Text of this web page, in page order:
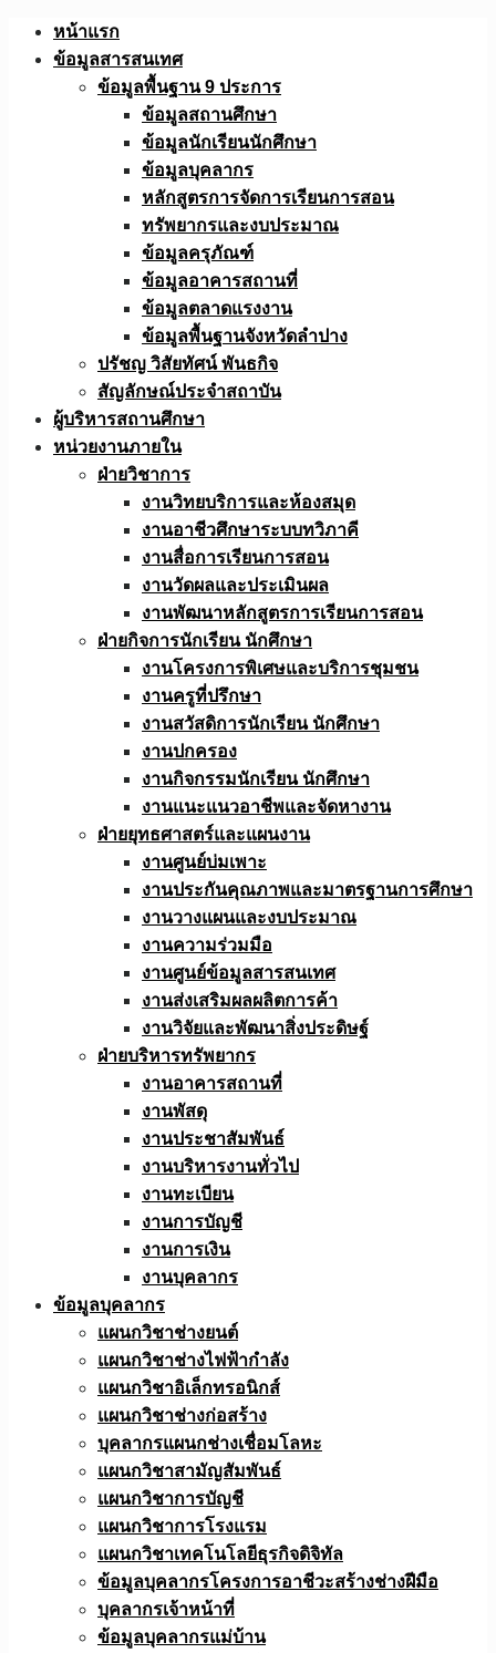
Skip
หน้าแรก
ข้อมูลสารสนเทศ
ข้อมูลพื้นฐาน 9 ประการ
ข้อมูลสถานศึกษา
ข้อมูลนักเรียนนักศึกษา
ข้อมูลบุคลากร
หลักสูตรการจัดการเรียนการสอน
ทรัพยากรและงบประมาณ
ข้อมูลครุภัณฑ์
ข้อมูลอาคารสถานที่
ข้อมูลตลาดแรงงาน
ข้อมูลพื้นฐานจังหวัดลำปาง
ปรัชญ วิสัยทัศน์ พันธกิจ
สัญลักษณ์ประจำสถาบัน
ผู้บริหารสถานศึกษา
หน่วยงานภายใน
ฝ่ายวิชาการ
งานวิทยบริการและห้องสมุด
งานอาชีวศึกษาระบบทวิภาคี
งานสื่อการเรียนการสอน
งานวัดผลและประเมินผล
งานพัฒนาหลักสูตรการเรียนการสอน
ฝ่ายกิจการนักเรียน นักศึกษา
งานโครงการพิเศษและบริการชุมชน
งานครูที่ปรึกษา
งานสวัสดิการนักเรียน นักศึกษา
งานปกครอง
งานกิจกรรมนักเรียน นักศึกษา
งานแนะแนวอาชีพและจัดหางาน
ฝ่ายยุทธศาสตร์และแผนงาน
งานศูนย์บ่มเพาะ
งานประกันคุณภาพและมาตรฐานการศึกษา
งานวางแผนและงบประมาณ
งานความร่วมมือ
งานศูนย์ข้อมูลสารสนเทศ
งานส่งเสริมผลผลิตการค้า
งานวิจัยและพัฒนาสิ่งประดิษฐ์
ฝ่ายบริหารทรัพยากร
งานอาคารสถานที่
งานพัสดุ
งานประชาสัมพันธ์
งานบริหารงานทั่วไป
งานทะเบียน
งานการบัญชี
งานการเงิน
งานบุคลากร
ข้อมูลบุคลากร
แผนกวิชาช่างยนต์
แผนกวิชาช่างไฟฟ้ากำลัง
แผนกวิชาอิเล็กทรอนิกส์
แผนกวิชาช่างก่อสร้าง
บุคลากรแผนกช่างเชื่อมโลหะ
แผนกวิชาสามัญสัมพันธ์
แผนกวิชาการบัญชี
แผนกวิชาการโรงแรม
แผนกวิชาเทคโนโลยีธุรกิจดิจิทัล
ข้อมูลบุคลากรโครงการอาชีวะสร้างช่างฝีมือ
บุคลากรเจ้าหน้าที่
ข้อมูลบุคลากรแม่บ้าน